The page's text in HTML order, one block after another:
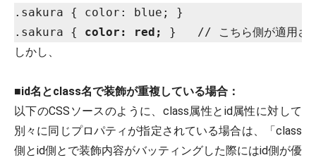
.sakura { color: blue; }
.sakura { color: red;
しかし、
■id名とclass名で装飾が重複している場合：
以下のCSSソースのように、class属性とid属性に対して
別々に同じプロパティが指定されている場合は、「class
側とid側とで装飾内容がバッティングした際にはid側が優